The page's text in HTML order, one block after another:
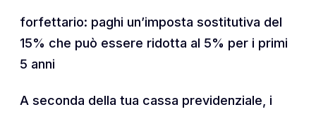
forfettario: paghi un’imposta sostitutiva del
15% che può essere ridotta al 5% per i primi
5 anni
A seconda della tua cassa previdenziale, i